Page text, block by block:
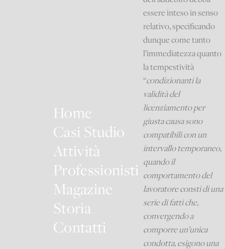
Home
Casi Studio
Attività
Professionisti
Magazine
Storia
Contatti
essere inteso in senso
relativo, specificando
dunque come tanto
l’immediatezza quanto
la tempestività
“condizionanti la
validità del
licenziamento per
giusta causa sono
compatibili con un
intervallo temporaneo,
quando il
comportamento del
lavoratore consti di una
serie di fatti che,
convergendo a
comporre un’unica
condotta, esigono una